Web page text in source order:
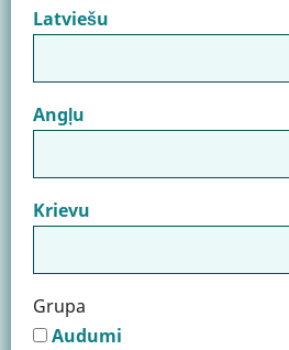
Latviešu
Angļu
Krievu
Grupa
Audumi